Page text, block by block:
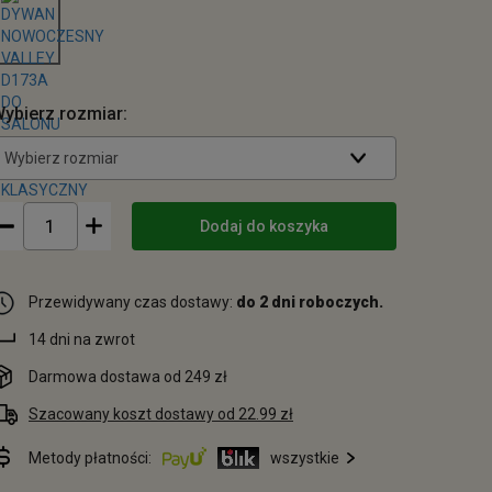
rozmiar:
Wybierz rozmiar
Dodaj do koszyka
Przewidywany czas dostawy: do 2 dni roboczych.
14 dni na zwrot
Darmowa dostawa od 249 zł
Szacowany koszt dostawy od 22.99 zł
Metody płatności: wszystkie